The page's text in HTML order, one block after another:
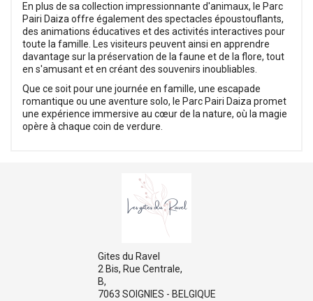
En plus de sa collection impressionnante d'animaux, le Parc
Pairi Daiza offre également des spectacles époustouflants,
des animations éducatives et des activités interactives pour
toute la famille. Les visiteurs peuvent ainsi en apprendre
davantage sur la préservation de la faune et de la flore, tout
en s'amusant et en créant des souvenirs inoubliables.
Que ce soit pour une journée en famille, une escapade
romantique ou une aventure solo, le Parc Pairi Daiza promet
une expérience immersive au cœur de la nature, où la magie
opère à chaque coin de verdure.
Gites du Ravel
2 Bis, Rue Centrale,
B,
7063 SOIGNIES - BELGIQUE